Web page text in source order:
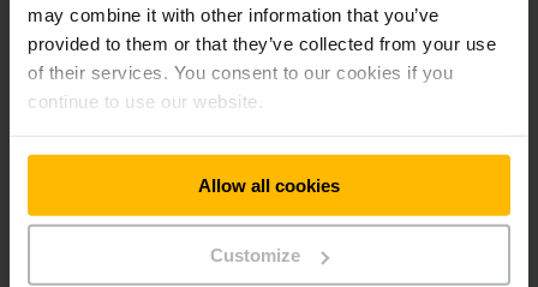
may combine it with other information that you’ve
provided to them or that they’ve collected from your use
of their services. You consent to our cookies if you
continue to use our website.
Allow all cookies
Customize
Jungheinrich Gebrauchtstapler leasen.
Sie wollen lieber Gebrauchtfahrzeuge in Ihrem Unternehmen
wir Ihnen attraktive Leasingangebote. DieseJUNGSTARS
werden von uns nach höchsten Sicherheits- und
Nachhaltigkeitsstandards technisch und optisch
generalüberholt und wieder fit fürs Lager gemacht.